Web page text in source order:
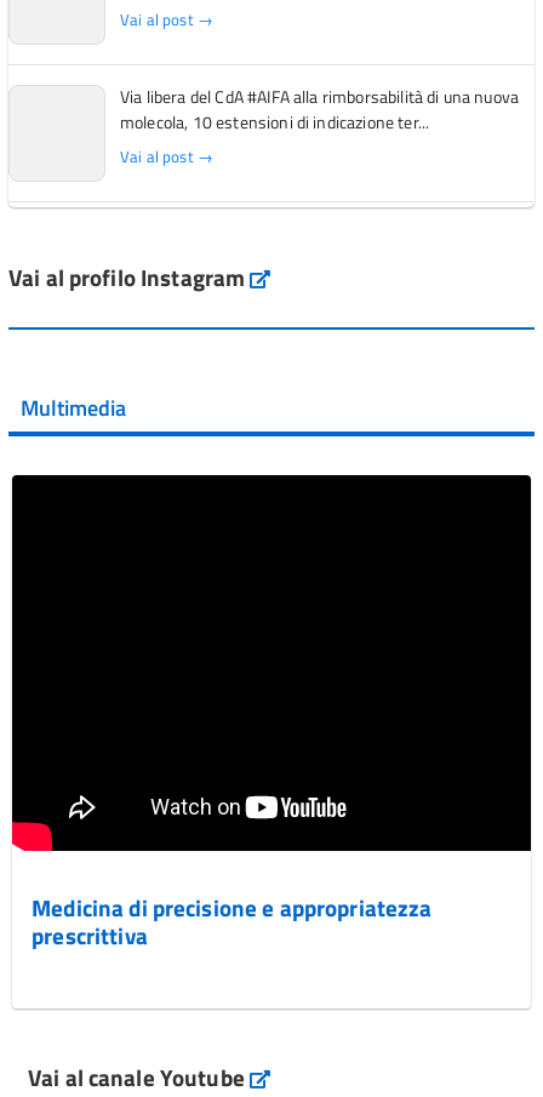
Vai al post →
Via libera del CdA #AIFA alla rimborsabilità di una nuova
molecola, 10 estensioni di indicazione ter...
Vai al post →
Vai al post →
Vai al post →
Vai al profilo Instagram Instagram
Multimedia
Medicina di precisione e appropriatezza
prescrittiva
Vai al canale Youtube